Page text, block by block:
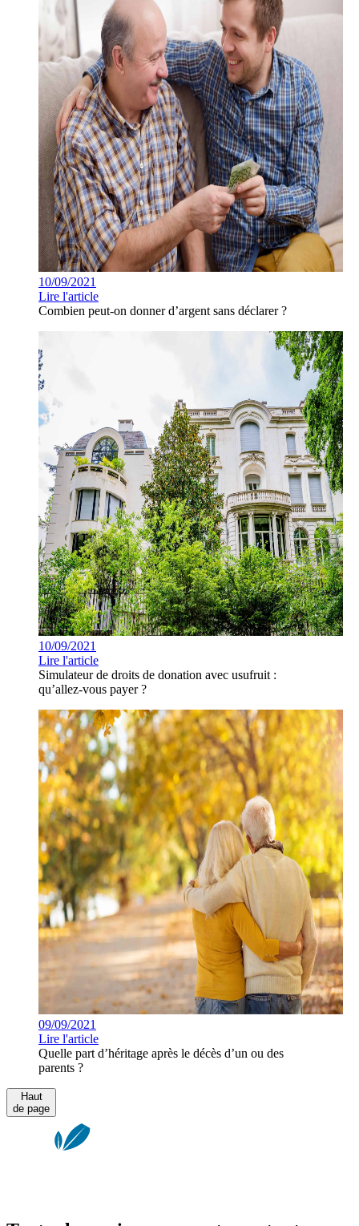
10/09/2021
Lire l'article
Combien peut-on donner d’argent sans déclarer ?
10/09/2021
Lire l'article
Simulateur de droits de donation avec usufruit :
qu’allez-vous payer ?
09/09/2021
Lire l'article
Quelle part d’héritage après le décès d’un ou des
parents ?
Haut
de page